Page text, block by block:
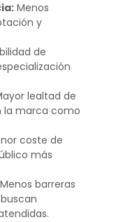
Menos
y
de
lealtad de
la marca como
coste de
más
barreras